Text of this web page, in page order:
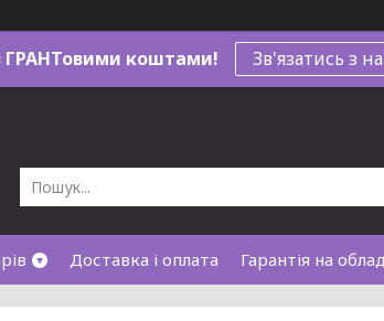
ГРАНТовими коштами! Зв'язатись з
Доставка і оплата Гарантія на